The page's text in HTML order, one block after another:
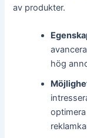
av produkter.
hög